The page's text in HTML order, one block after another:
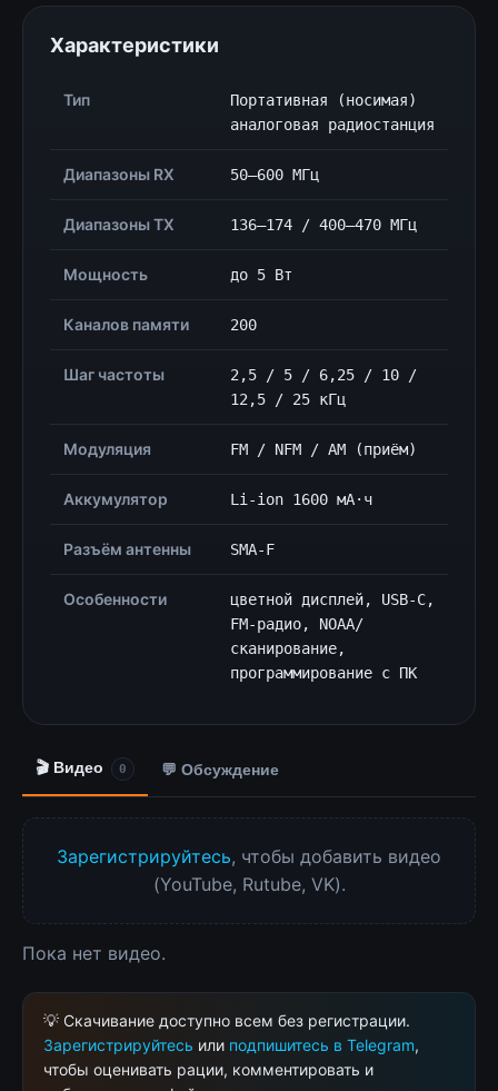
Характеристики
Тип
Портативная (носимая)
аналоговая радиостанция
Диапазоны RX 50–600 МГц
Диапазоны TX 136–174 / 400–470 МГц
Мощность до 5 Вт
Каналов памяти 200
Шаг частоты
2,5 / 5 / 6,25 / 10 /
12,5 / 25 кГц
Модуляция FM / NFM / AM (приём)
Аккумулятор Li-ion 1600 мА·ч
Разъём антенны SMA-F
Особенности
цветной дисплей, USB-C,
FM-радио, NOAA/
сканирование,
программирование с ПК
🎬 Видео 0 💬 Обсуждение
Зарегистрируйтесь, чтобы добавить видео
(YouTube, Rutube, VK).
Пока нет видео.
💡 Скачивание доступно всем без регистрации.
Зарегистрируйтесь или подпишитесь в Telegram,
чтобы оценивать рации, комментировать и